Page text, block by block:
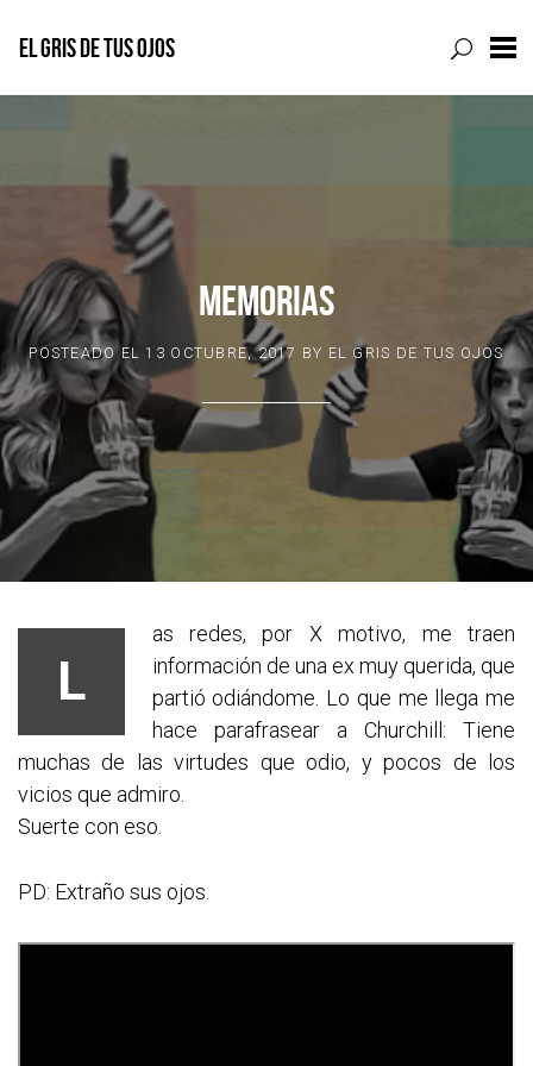
EL GRIS DE TUS OJOS
MEMORIAS
POSTEADO EL13 OCTUBRE, 2017 BY EL GRIS DE TUS OJOS
L
as redes, por X motivo, me traen
información de una ex muy querida, que
partió odiándome. Lo que me llega me
hace parafrasear a Churchill: Tiene
muchas de las virtudes que odio, y pocos de los
vicios que admiro.
Suerte con eso.
PD: Extraño sus ojos.